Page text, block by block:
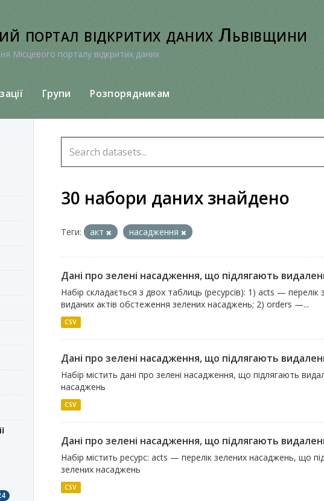
портал відкритих даних Львівщини
Місцевого порталу відкритих даних
Групи Розпорядникам
30 набори даних знайдено
Теги: акт насадження
Дані про зелені насадження, що підлягають
Набір складається з двох таблиць (ресурсів): 1) acts —
виданих актів обстеження зелених насаджень; 2) orders —...
CSV
Дані про зелені насадження, що підлягають
Набір містить дані про зелені насадження, що підлягають
насаджень
CSV
Дані про зелені насадження, що підлягають
Набір містить ресурс: acts — перелік зелених насаджень, що
зелених насаджень
CSV